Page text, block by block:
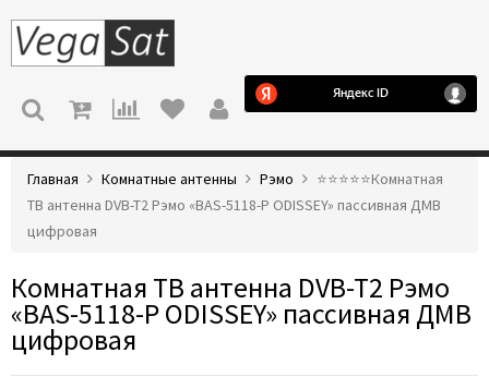
МЕНЮ
Главная Комнатные антенны Рэмо
⭐️⭐️⭐️⭐️⭐️Комнатная
ТВ антенна DVB-T2 Рэмо «BAS-5118-P ODISSEY» пассивная ДМВ
цифровая
Комнатная ТВ антенна DVB-T2 Рэмо
«BAS-5118-P ODISSEY» пассивная ДМВ
цифровая